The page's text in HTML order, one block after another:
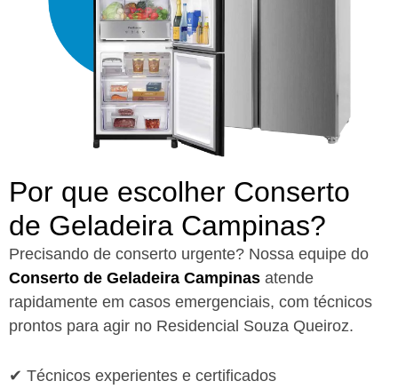
Por que escolher Conserto
de Geladeira Campinas?​
Precisando de conserto urgente? Nossa equipe do
Conserto de Geladeira Campinas atende
rapidamente em casos emergenciais, com técnicos
prontos para agir no Residencial Souza Queiroz.
✔ Técnicos experientes e certificados